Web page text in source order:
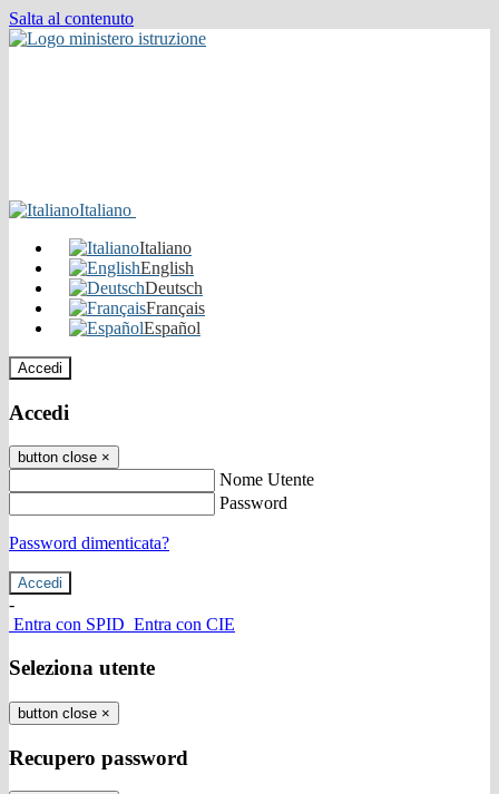
Salta al contenuto
Italiano
Italiano
English
Deutsch
Français
Español
Accedi
Accedi
button close ×
Nome Utente
Password
Password dimenticata?
-
Entra con SPID Entra con CIE
Seleziona utente
button close ×
Recupero password